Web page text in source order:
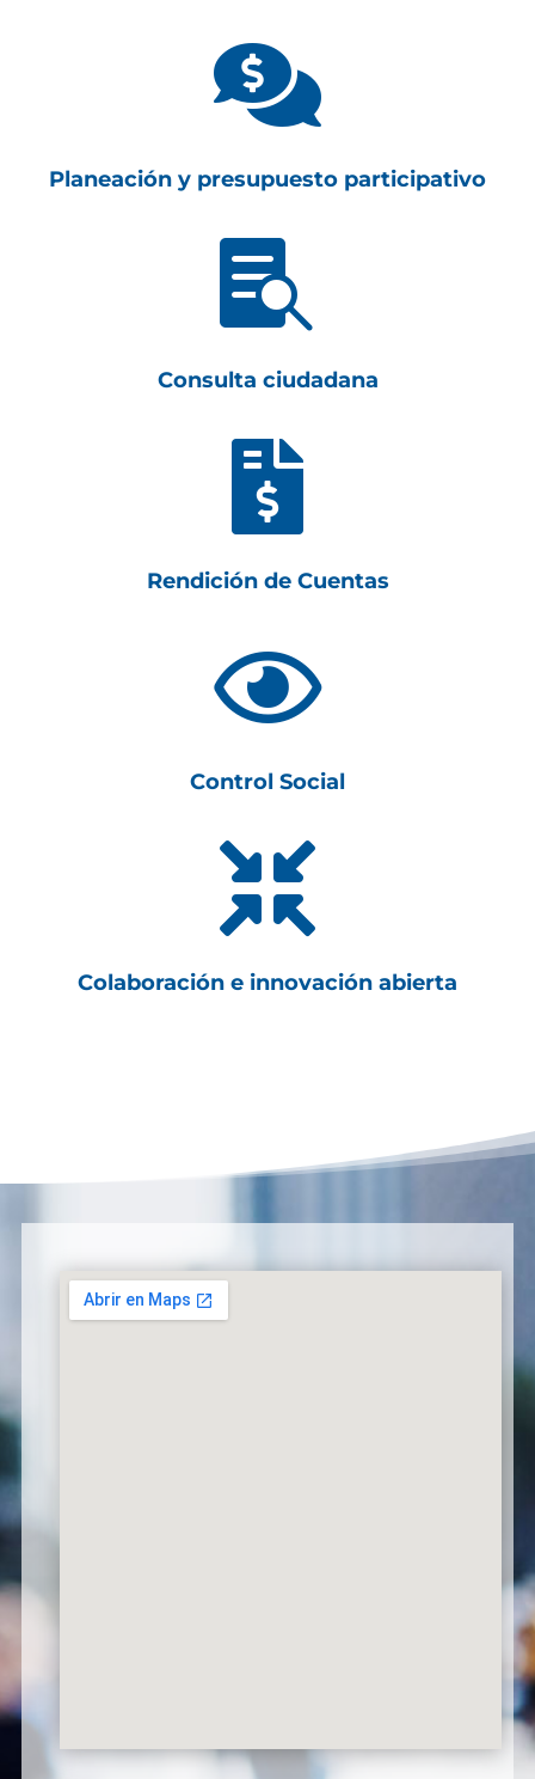

Planeación y presupuesto participativo

Consulta ciudadana

Rendición de Cuentas

Control Social

Colaboración e innovación abierta